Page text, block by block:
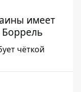
имеет
чёткой